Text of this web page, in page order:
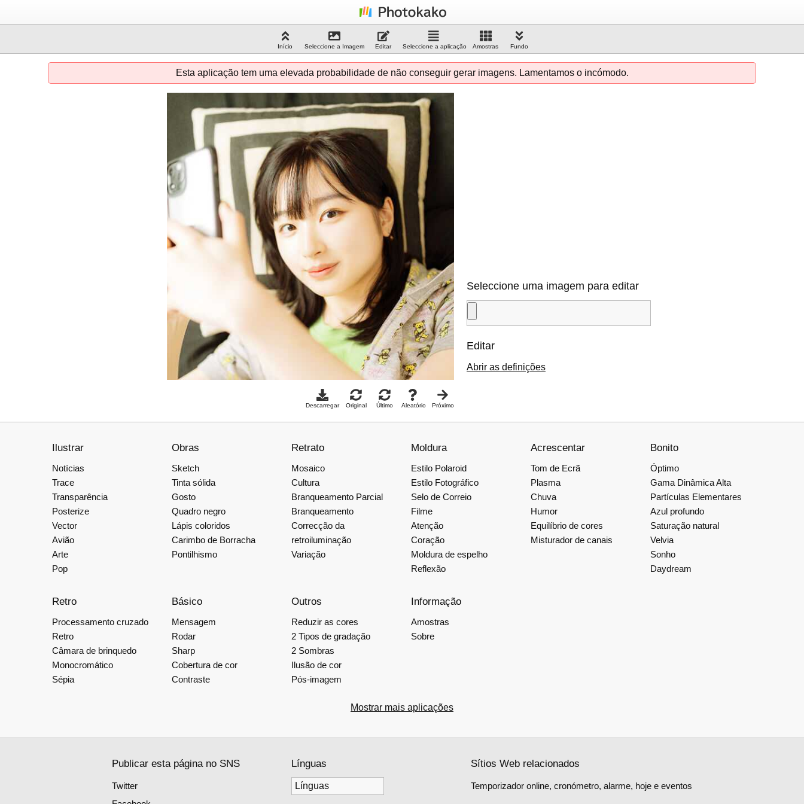
Início Seleccione a Imagem Editar Seleccione a aplicação Amostras Fundo
Esta aplicação tem uma elevada probabilidade de não conseguir gerar imagens. Lamentamos o incómodo.
Descarregar Original Último Aleatório Próximo
Seleccione uma imagem para editar
Editar
Abrir as definições
Ilustrar
Notícias
Trace
Transparência
Posterize
Vector
Avião
Arte
Pop
Obras
Sketch
Tinta sólida
Gosto
Quadro negro
Lápis coloridos
Carimbo de Borracha
Pontilhismo
Retrato
Mosaico
Cultura
Branqueamento Parcial
Branqueamento
Correcção da
retroiluminação
Variação
Moldura
Estilo Polaroid
Estilo Fotográfico
Selo de Correio
Filme
Atenção
Coração
Moldura de espelho
Reflexão
Acrescentar
Tom de Ecrã
Plasma
Chuva
Humor
Equilíbrio de cores
Misturador de canais
Bonito
Óptimo
Gama Dinâmica Alta
Partículas Elementares
Azul profundo
Saturação natural
Velvia
Sonho
Daydream
Retro
Processamento cruzado
Retro
Câmara de brinquedo
Monocromático
Sépia
Básico
Mensagem
Rodar
Sharp
Cobertura de cor
Contraste
Outros
Reduzir as cores
2 Tipos de gradação
2 Sombras
Ilusão de cor
Pós-imagem
Informação
Amostras
Sobre
Mostrar mais aplicações
Publicar esta página no SNS
Twitter
Línguas Sítios Web relacionados
Temporizador online, cronómetro, alarme, hoje e eventos